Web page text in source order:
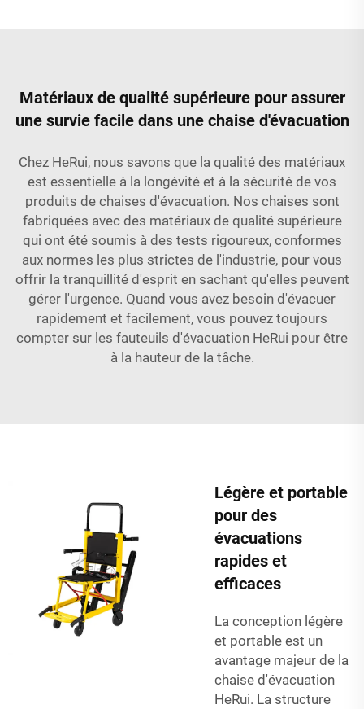
Matériaux de qualité supérieure pour assurer
une survie facile dans une chaise d'évacuation
Chez HeRui, nous savons que la qualité des matériaux
est essentielle à la longévité et à la sécurité de vos
produits de chaises d'évacuation. Nos chaises sont
fabriquées avec des matériaux de qualité supérieure
qui ont été soumis à des tests rigoureux, conformes
aux normes les plus strictes de l'industrie, pour vous
offrir la tranquillité d'esprit en sachant qu'elles peuvent
gérer l'urgence. Quand vous avez besoin d'évacuer
rapidement et facilement, vous pouvez toujours
compter sur les fauteuils d'évacuation HeRui pour être
à la hauteur de la tâche.
Légère et portable
pour des
évacuations
rapides et
efficaces
La conception légère
et portable est un
avantage majeur de la
chaise d'évacuation
HeRui. La structure